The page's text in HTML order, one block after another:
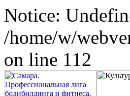
Notice:
/home/w/
on line 112